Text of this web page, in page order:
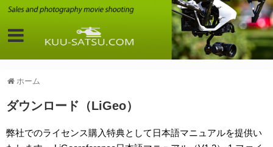
ホーム
ダウンロード（LiGeo）
弊社でのライセンス購入特典として日本語マニュアルを提供い